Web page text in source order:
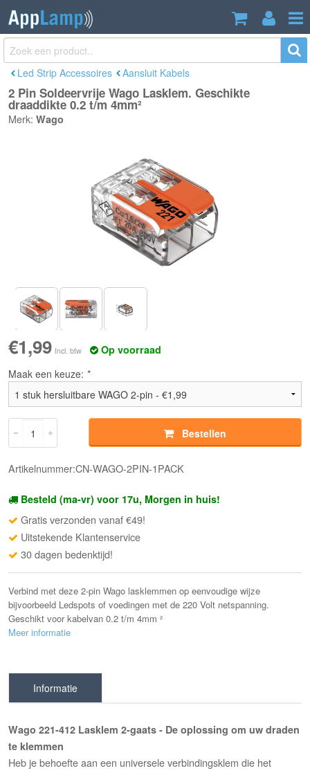
2 Pin Soldeervrije Wago Lasklem.
Geschikte draaddikte 0.2 t/m 4mm²
€1,99
Led Strip Accessoires Aansluit Kabels
2 Pin Soldeervrije Wago Lasklem. Geschikte
draaddikte 0.2 t/m 4mm²
Merk:Wago
€1,99 Incl. btw
Op voorraad
Maak een keuze: *
Bestellen
Artikelnummer:CN-WAGO-2PIN-1PACK
Besteld (ma-vr) voor 17u, Morgen in huis!
Gratis verzonden vanaf €49!
Uitstekende Klantenservice
30 dagen bedenktijd!
Verbind met deze 2-pin Wago lasklemmen op eenvoudige wijze
bijvoorbeeld Ledspots of voedingen met de 220 Volt netspanning.
Geschikt voor kabelvan 0.2 t/m 4mm ²
Meer informatie
Informatie
Wago 221-412 Lasklem 2-gaats - De oplossing om uw draden
te klemmen
Heb je behoefte aan een universele verbindingsklem die het